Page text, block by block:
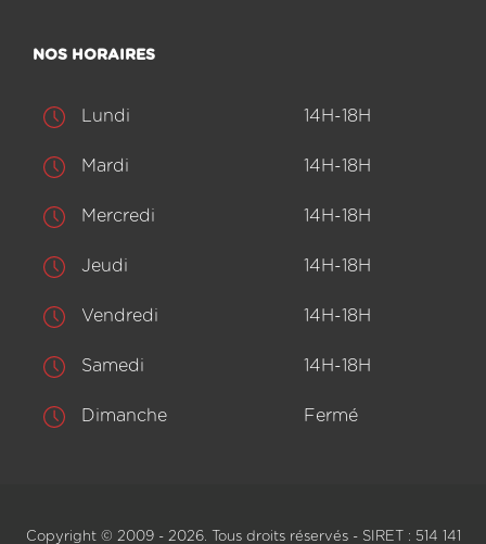
NOS HORAIRES
Lundi 14H-18H
Mardi 14H-18H
Mercredi 14H-18H
Jeudi 14H-18H
Vendredi 14H-18H
Samedi 14H-18H
Dimanche Fermé
Copyright © 2009 - 2026. Tous droits réservés - SIRET : 514 141